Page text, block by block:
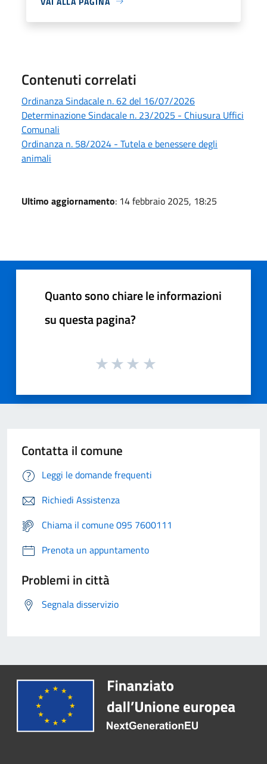
Contenuti correlati
Ordinanza Sindacale n. 62 del 16/07/2026
Determinazione Sindacale n. 23/2025 - Chiusura Uffici
Comunali
Ordinanza n. 58/2024 - Tutela e benessere degli
animali
Ultimo aggiornamento: 14 febbraio 2025, 18:25
Quanto sono chiare le informazioni
su questa pagina?
Contatta il comune
Leggi le domande frequenti
Richiedi Assistenza
Chiama il comune 095 7600111
Prenota un appuntamento
Problemi in città
Segnala disservizio